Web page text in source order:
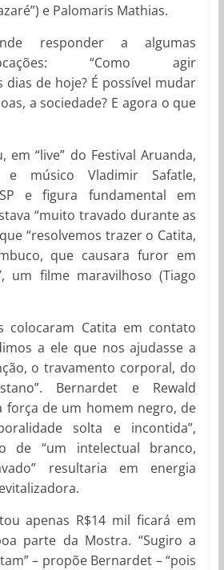
e Palomaris Mathias.
responder a algumas
“Como agir
de hoje? É possível mudar
a sociedade? E agora o que
em “live” do Festival Aruanda,
músico Vladimir Safatle,
e figura fundamental em
“muito travado durante as
“resolvemos trazer o Catita,
que causara furor em
um filme maravilhoso (Tiago
colocaram Catita em contato
a ele que nos ajudasse a
o travamento corporal, do
Bernardet e Rewald
força de um homem negro, de
solta e incontida”,
de “um intelectual branco,
resultaria em energia
apenas R$14 mil ficará em
parte da Mostra. “Sugiro a
– propõe Bernardet – “pois